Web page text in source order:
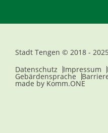
Stadt Tengen © 2018 -
Datenschutz
Impressum
Gebärdensprache
made by Komm.ONE